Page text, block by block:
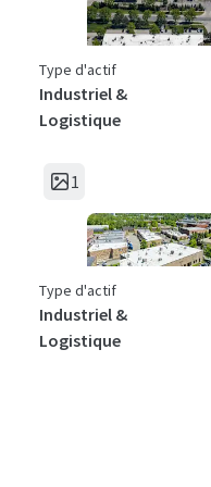
Type d'actif
Industriel &
Logistique
1
Type d'actif
Industriel &
Logistique